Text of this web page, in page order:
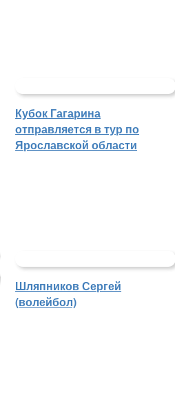
Кубок Гагарина
отправляется в тур по
Ярославской области
Шляпников Сергей
(волейбол)